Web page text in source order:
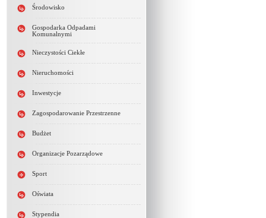
Środowisko
Gospodarka Odpadami
Komunalnymi
Nieczystości Ciekłe
Nieruchomości
Inwestycje
Zagospodarowanie Przestrzenne
Budżet
Organizacje Pozarządowe
Sport
Oświata
Stypendia